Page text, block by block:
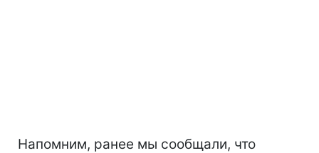
Напомним, ранее мы сообщали, что